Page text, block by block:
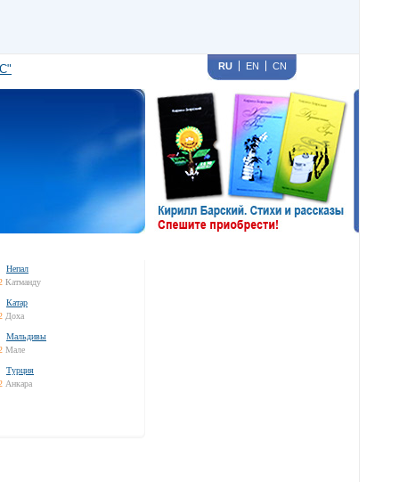
RU EN CN
Непал
Катманду
Катар
Доха
Мальдивы
Мале
Турция
Анкара